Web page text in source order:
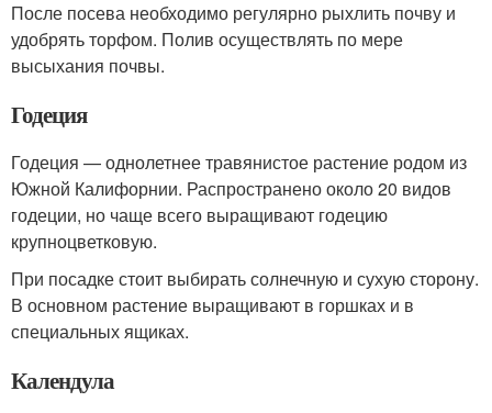
После посева необходимо регулярно рыхлить почву и
удобрять торфом. Полив осуществлять по мере
высыхания почвы.
Годеция
Годеция — однолетнее травянистое растение родом из
Южной Калифорнии. Распространено около 20 видов
годеции, но чаще всего выращивают годецию
крупноцветковую.
При посадке стоит выбирать солнечную и сухую сторону.
В основном растение выращивают в горшках и в
специальных ящиках.
Календула